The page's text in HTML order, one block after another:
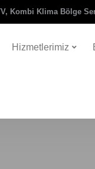
Kombi Klima Bölge
Hizmetlerimiz